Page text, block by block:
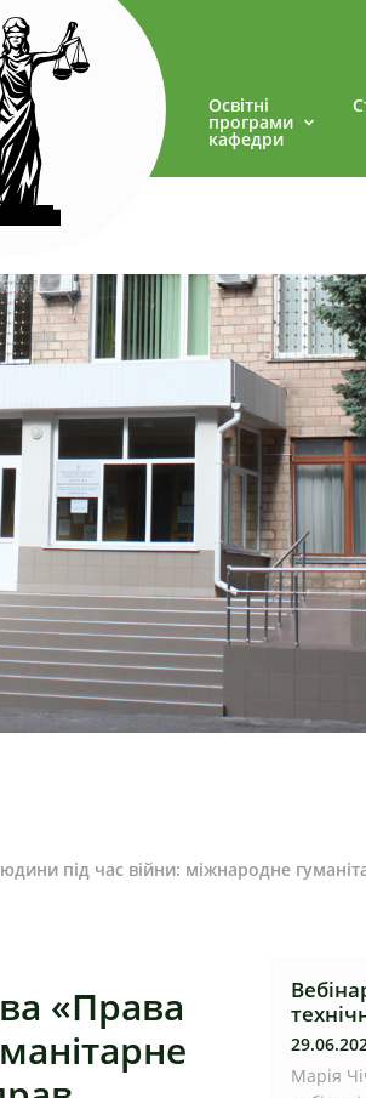
Освітні
програми
кафедри
під час війни: міжнародне
«Права
Марія